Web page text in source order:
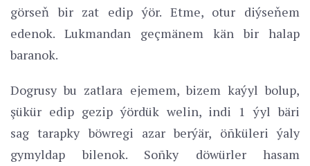
görseň bir zat edip ýör. Etme, otur diýseňem
edenok. Lukmandan geçmänem kän bir halap
baranok.
Dogrusy bu zatlara ejemem, bizem kaýyl bolup,
şükür edip gezip ýördük welin, indi 1 ýyl bäri
sag tarapky böwregi azar berýär, öñküleri ýaly
gymyldap bilenok. Soñky döwürler hasam